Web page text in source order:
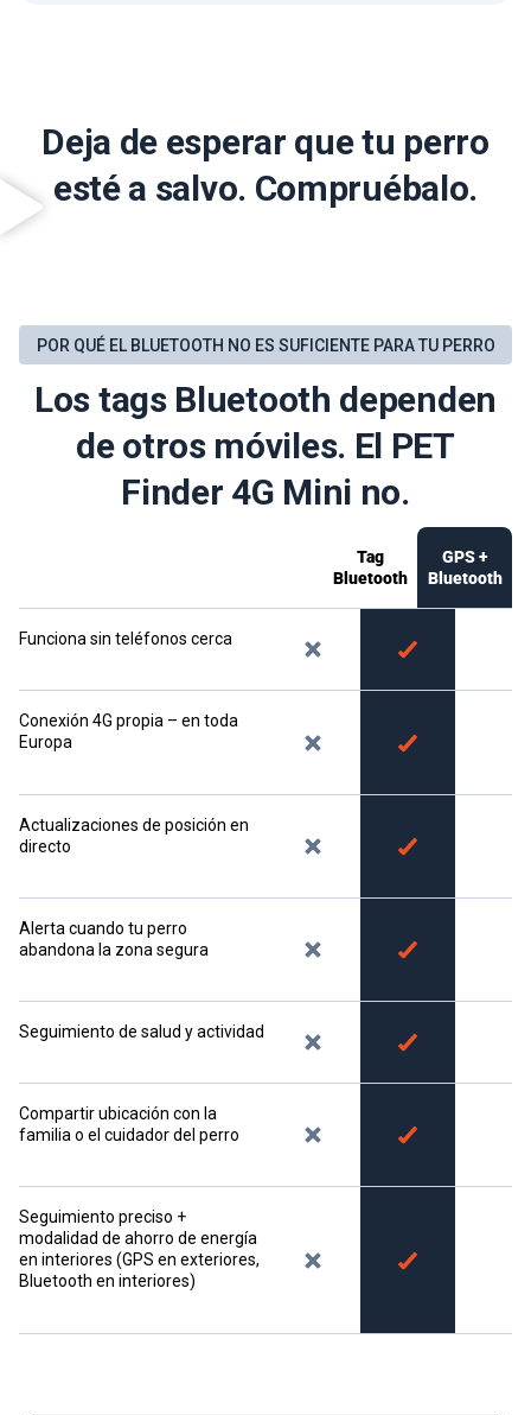
Deja de esperar que tu perro
esté a salvo. Compruébalo.
POR QUÉ EL BLUETOOTH NO ES SUFICIENTE PARA TU PERRO
Los tags Bluetooth dependen
de otros móviles. El PET
Finder 4G Mini no.
Tag
Bluetooth
GPS +
Bluetooth
Funciona sin teléfonos cerca
Conexión 4G propia – en toda
Europa
Actualizaciones de posición en
directo
Alerta cuando tu perro
abandona la zona segura
Seguimiento de salud y actividad
Compartir ubicación con la
familia o el cuidador del perro
Seguimiento preciso +
modalidad de ahorro de energía
en interiores (GPS en exteriores,
Bluetooth en interiores)